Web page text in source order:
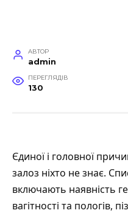
АВТОР
admin
ПЕРЕГЛЯДІВ
130
Єдиної і головної
залоз ніхто не знає.
включають наявність
вагітності та пологів,